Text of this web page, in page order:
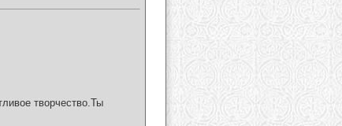
творчество.Ты